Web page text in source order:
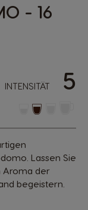
- 16
INTENSITÄT 5
Lassen Sie
Aroma der
begeistern.